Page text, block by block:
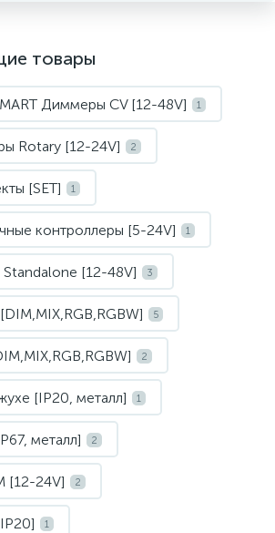
товары
Диммеры CV [12-48V] 1
Rotary [12-24V] 2
[SET] 1
контроллеры [5-24V] 1
Standalone [12-48V] 3
5
2
[IP20, металл] 1
металл] 2
[12-24V] 2
1